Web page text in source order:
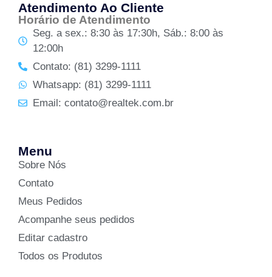
Atendimento Ao Cliente
Horário de Atendimento
Seg. a sex.: 8:30 às 17:30h, Sáb.: 8:00 às
12:00h
Contato: (81) 3299-1111
Whatsapp: (81) 3299-1111
Email: contato@realtek.com.br
Menu
Sobre Nós
Contato
Meus Pedidos
Acompanhe seus pedidos
Editar cadastro
Todos os Produtos